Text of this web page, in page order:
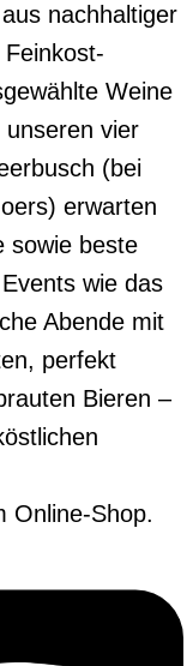
nachhaltiger
Weine
vier
(bei
erwarten
sowie beste
wie das
Abende mit
perfekt
Bieren –
Online-Shop.